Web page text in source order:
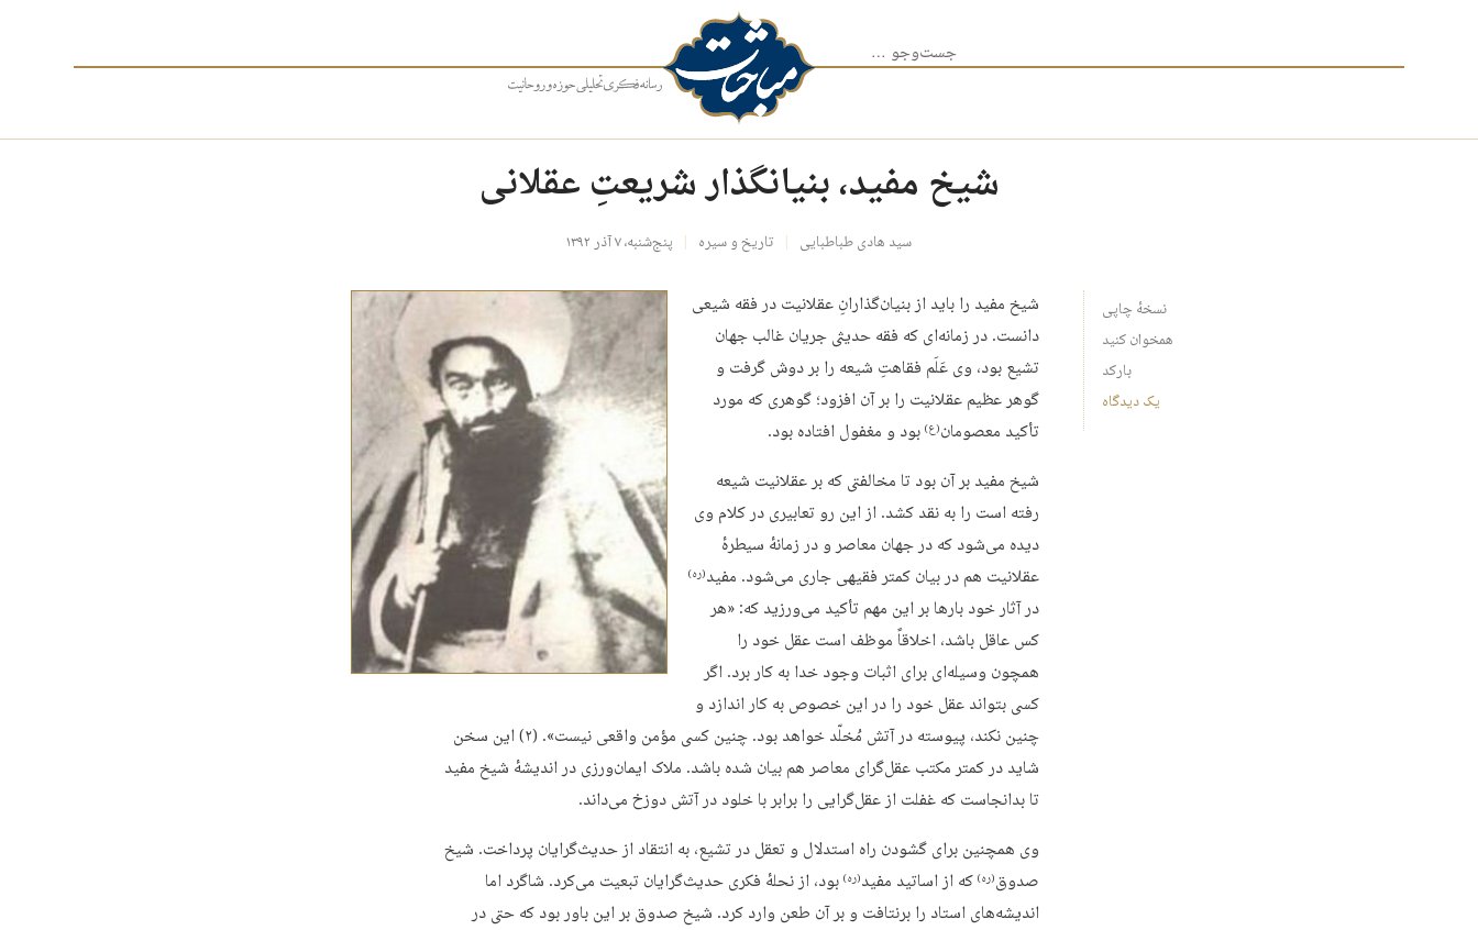
جست‌وجو برای:
شیخ مفید، بنیانگذار شریعتِ عقلانی
سید هادی طباطبایی تاریخ و سیره پنج‌شنبه، ۷ آذر ۱۳۹۲
نسخهٔ چاپی
همخوان کنید
بارکد
یک دیدگاه
شیخ مفید را باید از بنیان‌گذارانِ عقلانیت در فقه شیعی
دانست. در زمانه‌ای که فقه حدیثی جریان غالب جهان
تشیع بود، وی عَلَم فقاهتِ شیعه را بر دوش گرفت و
گوهر عظیم عقلانیت را بر آن افزود؛ گوهری که مورد
تأکید معصومان(ع)بود و مغفول افتاده بود.
شیخ مفید بر آن بود تا مخالفتی که بر عقلانیت شیعه
رفته است را به نقد کشد. از این رو تعابیری در کلام وی
دیده می‌شود که در جهان معاصر و در زمانهٔ سیطرهٔ
عقلانیت هم در بیان کمتر فقیهی جاری می‌شود. مفید(ره)
در آثار خود بارها بر این مهم تأکید می‌ورزید که: «هر
کس عاقل باشد، اخلاقاً موظف است عقل خود را
همچون وسیله‌ای برای اثبات وجود خدا به کار برد. اگر
کسی بتواند عقل خود را در این خصوص به کار اندازد و
چنین نکند، پیوسته در آتش مُخلّد خواهد بود. چنین کسی مؤمن واقعی نیست». (۲) این سخن
شاید در کمتر مکتب عقل‌گرای معاصر هم بیان شده باشد. ملاک ایمان‌ورزی در اندیشهٔ شیخ مفید
تا بدانجاست که غفلت از عقل‌گرایی را برابر با خلود در آتش دوزخ می‌داند.
وی همچنین برای گشودن راه استدلال و تعقل در تشیع، به انتقاد از حدیث‌گرایان پرداخت. شیخ
صدوق(ره)که از اساتید مفید(ره)بود، از نحلهٔ فکری حدیث‌گرایان تبعیت می‌کرد. شاگرد اما
اندیشه‌های استاد را برنتافت و بر آن طعن وارد کرد. شیخ صدوق بر این باور بود که حتی در